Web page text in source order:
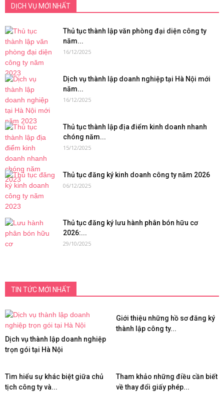
DỊCH VỤ MỚI NHẤT
Thủ tục thành lập văn phòng đại diện công ty
năm...
16/12/2025
Dịch vụ thành lập doanh nghiệp tại Hà Nội mới
năm...
16/12/2025
Thủ tục thành lập địa điểm kinh doanh nhanh
chóng năm...
15/12/2025
Thủ tục đăng ký kinh doanh công ty năm 2026
06/12/2025
Thủ tục đăng ký lưu hành phân bón hữu cơ
2026:...
29/10/2025
TIN TỨC MỚI NHẤT
Dịch vụ thành lập doanh nghiệp
trọn gói tại Hà Nội
Giới thiệu những hồ sơ đăng ký
thành lập công ty...
Tìm hiểu sự khác biệt giữa chủ
tịch công ty và...
Tham khảo những điều cần biết
về thay đổi giấy phép...